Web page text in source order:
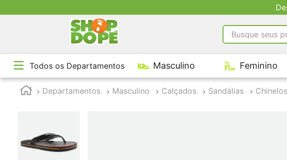
Busque seus
Todos os Departamentos Masculino Feminino
Departamentos Masculino Calçados Sandálias Chinelos
TERMOS MAIS
tênis masculino
tenis feminino